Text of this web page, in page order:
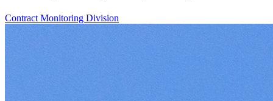
Contract Monitoring Division